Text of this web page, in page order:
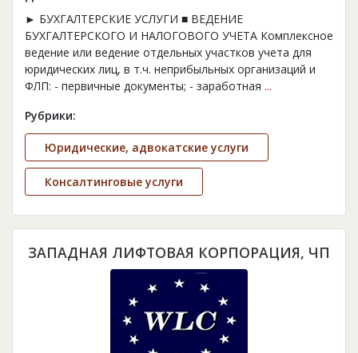
► БУХГАЛТЕРСКИЕ УСЛУГИ ■ ВЕДЕНИЕ
БУХГАЛТЕРСКОГО И НАЛОГОВОГО УЧЕТА Комплексное
ведение или ведение отдельных участков учета для
юридических лиц, в т.ч. неприбыльных организаций и
ФЛП: - первичные документы; - заработная ...
Рубрики:
Юридические, адвокатские услуги
Консалтинговые услуги
ЗАПАДНАЯ ЛИФТОВАЯ КОРПОРАЦИЯ, ЧП